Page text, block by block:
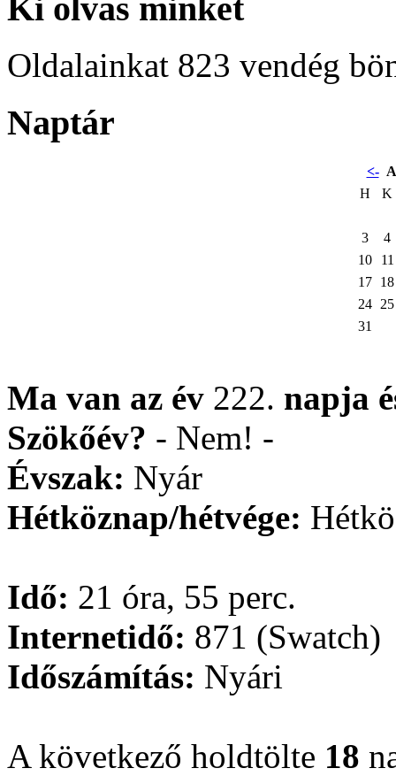
Ki olvas minket
Oldalainkat 823 vendég
Naptár
<-
H
K
3
4
10
11
17 18
24 25
31
Ma van az év 222. napja
Szökőév? - Nem! -
Évszak: Nyár
Hétköznap/hétvége:
Idő: 21 óra, 55 perc.
Internetidő: 871 (Swatch)
Időszámítás: Nyári
A következő holdtölte 18